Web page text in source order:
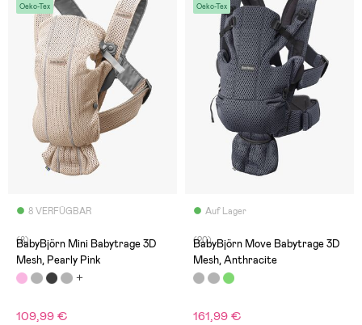
Oeko-Tex
8 VERFÜGBAR
(8)
BabyBjörn Mini Babytrage 3D
Mesh, Pearly Pink
109,99 €
Oeko-Tex
Auf Lager
(20)
BabyBjörn Move Babytrage 3D
Mesh, Anthracite
161,99 €